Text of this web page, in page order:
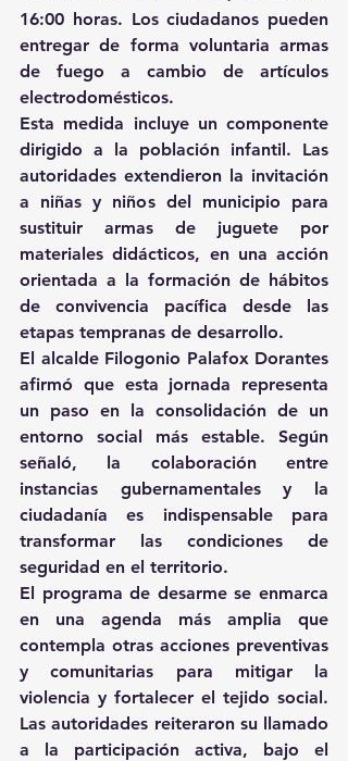
16:00 horas. Los ciudadanos pueden
entregar de forma voluntaria armas
de fuego a cambio de artículos
electrodomésticos.
Esta medida incluye un componente
dirigido a la población infantil. Las
autoridades extendieron la invitación
a niñas y niños del municipio para
sustituir armas de juguete por
materiales didácticos, en una acción
orientada a la formación de hábitos
de convivencia pacífica desde las
etapas tempranas de desarrollo.
El alcalde Filogonio Palafox Dorantes
afirmó que esta jornada representa
un paso en la consolidación de un
entorno social más estable. Según
señaló, la colaboración entre
instancias gubernamentales y la
ciudadanía es indispensable para
transformar las condiciones de
seguridad en el territorio.
El programa de desarme se enmarca
en una agenda más amplia que
contempla otras acciones preventivas
y comunitarias para mitigar la
violencia y fortalecer el tejido social.
Las autoridades reiteraron su llamado
a la participación activa, bajo el